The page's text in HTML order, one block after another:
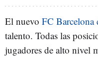
El nuevo FC
talento. Todas las
jugadores de alto nivel